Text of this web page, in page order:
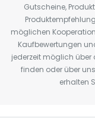
Gutscheine,
möglichen
Kaufbewertungen
jederzeit möglich über
finden oder über
erhalten